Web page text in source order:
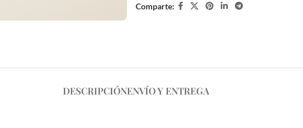
Comparte:
DESCRIPCIÓNENVÍO Y ENTREGA